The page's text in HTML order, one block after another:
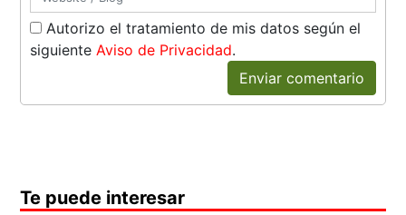
Autorizo el tratamiento de mis datos según el
siguienteAviso de Privacidad.
Enviar comentario
Te puede interesar